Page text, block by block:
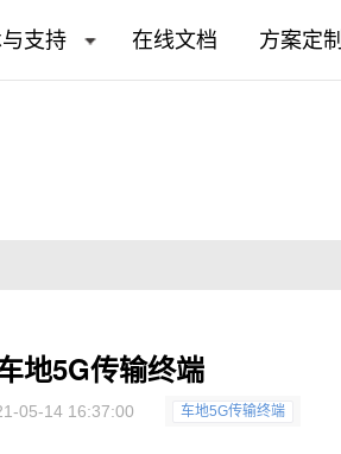
支持 在线文档 方案定制
地5G传输终端
05-14 16:37:00 车地5G传输终端